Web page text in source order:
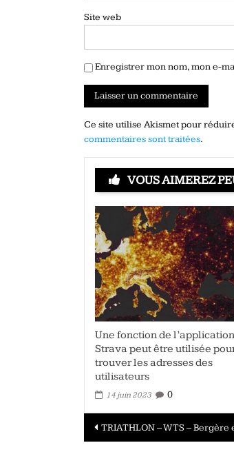
Site web
Enregistrer mon nom, mon e-
Ce site utilise Akismet pour
commentaires sont traitées.
VOUS AIMEREZ
Une fonction de l’application
Strava peut être utilisée
trouver les adresses des
utilisateurs
14 juin 2023 0
Navigation
TRIATHLON – WTS –